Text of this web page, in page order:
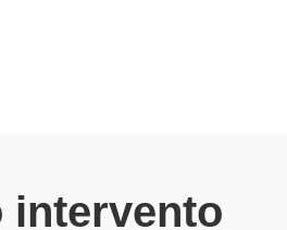
intervento